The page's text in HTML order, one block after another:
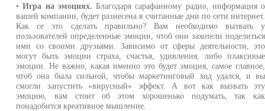
•Игра на эмоциях. Благодаря сарафанному радио, информация о
вашей компании, будет разнесена в считанные дни по сети интернет.
Как се это сделать правильно? Вам необходимо вызвать у
пользователей определенные эмоции, чтоб они захотели поделиться
ими со своими друзьями. Зависимо от сферы деятельности, это
могут быть эмоции страха, счастья, удивления, либо плаксивые
эмоции. Не важно, какая именно это будет эмоция, самое главное,
чтоб она была сильной, чтобы маркетинговый ход удался, и вы
смогли запустить «вирусный» эффект. А вот как вызвать эту
эмоцию, вам стоит об этом хорошенько подумать, так как
понадобится креативное мышление.